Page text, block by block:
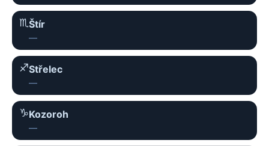
♏︎ Štír
—
♐︎Střelec
—
♑︎Kozoroh
—